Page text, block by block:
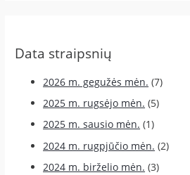
Data straipsnių
2026 m. gegužės mėn. (7)
2025 m. rugsėjo mėn. (5)
2025 m. sausio mėn. (1)
2024 m. rugpjūčio mėn. (2)
2024 m. birželio mėn. (3)